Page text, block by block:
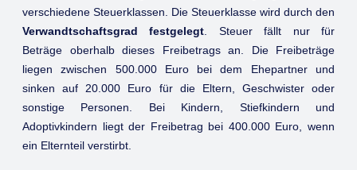
verschiedene Steuerklassen. Die Steuerklasse wird durch den
Verwandtschaftsgrad festgelegt . Steuer fällt nur für
Beträge oberhalb dieses Freibetrags an. Die Freibeträge
liegen zwischen 500.000 Euro bei dem Ehepartner und
sinken auf 20.000 Euro für die Eltern, Geschwister oder
sonstige Personen. Bei Kindern, Stiefkindern und
Adoptivkindern liegt der Freibetrag bei 400.000 Euro, wenn
ein Elternteil verstirbt.